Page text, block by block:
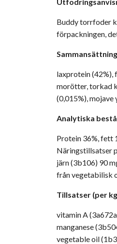
Buddy torrfoder
förpackningen,
laxprotein (42%),
morötter, torkad
(0,015%),
Analytiska
Protein 36%, fett
Näringstillsatser
järn (3b106) 90
från vegetabilisk
Tillsatser (per
vitamin A
manganese
vegetable oil